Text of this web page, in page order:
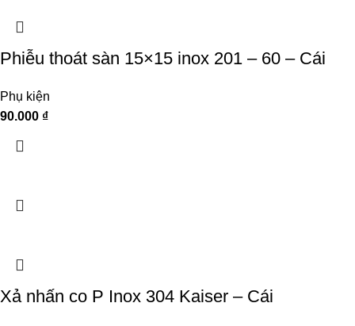
Phiễu thoát sàn 15×15 inox 201 – 60 – Cái
Phụ kiện
90.000 ₫
Xả nhấn co P Inox 304 Kaiser – Cái